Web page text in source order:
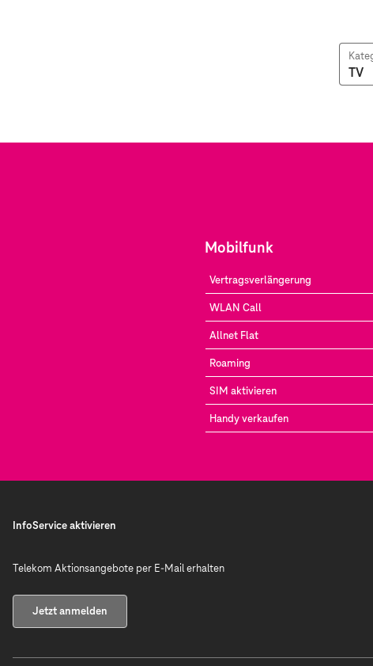
TV
Mobilfunk
Vertragsverlängerung
WLAN Call
Allnet Flat
Roaming
SIM aktivieren
Handy verkaufen
InfoService aktivieren
Telekom Aktionsangebote per E-Mail erhalten
Jetzt anmelden